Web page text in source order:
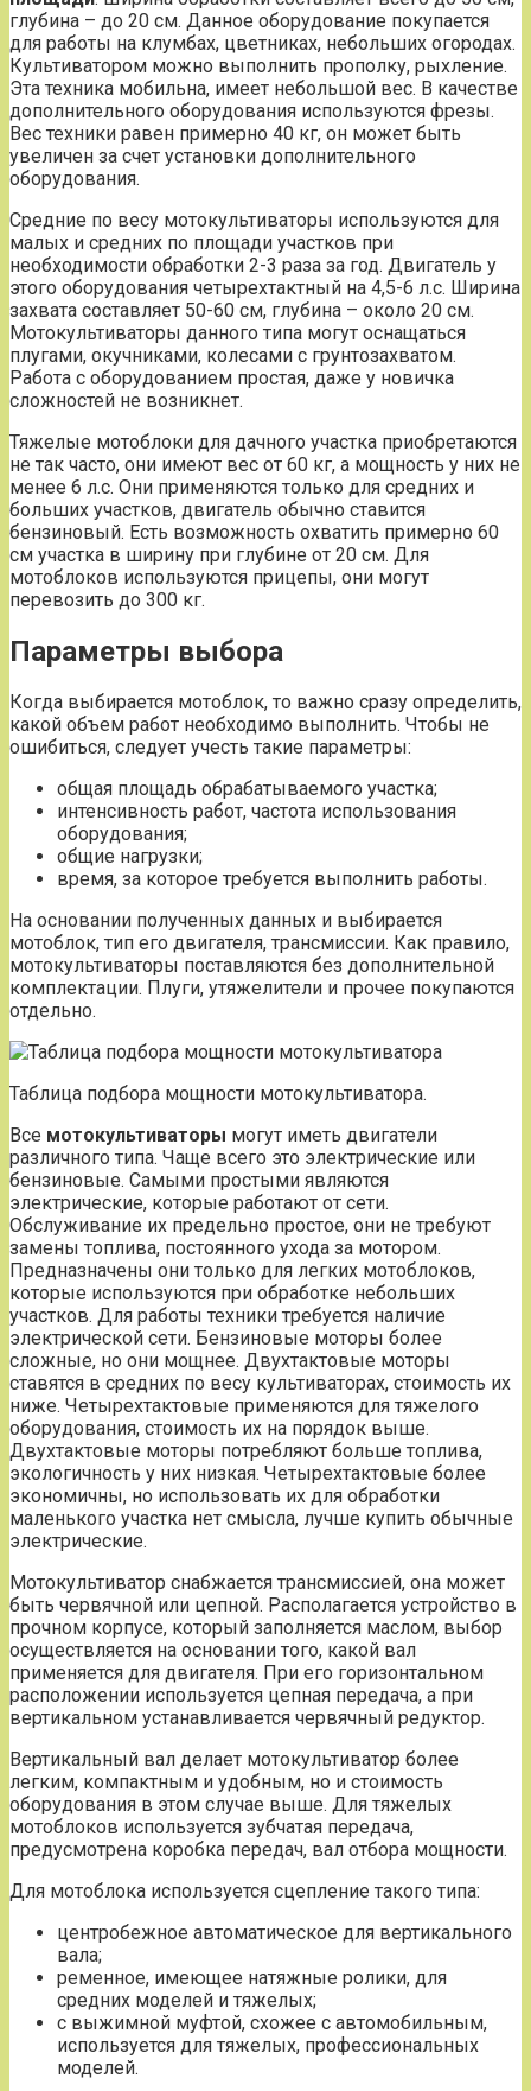
глубина – до 20 см. Данное оборудование покупается
для работы на клумбах, цветниках, небольших огородах.
Культиватором можно выполнить прополку, рыхление.
Эта техника мобильна, имеет небольшой вес. В качестве
дополнительного оборудования используются фрезы.
Вес техники равен примерно 40 кг, он может быть
увеличен за счет установки дополнительного
оборудования.
Средние по весу мотокультиваторы используются для
малых и средних по площади участков при
необходимости обработки 2-3 раза за год. Двигатель у
этого оборудования четырехтактный на 4,5-6 л.с. Ширина
захвата составляет 50-60 см, глубина – около 20 см.
Мотокультиваторы данного типа могут оснащаться
плугами, окучниками, колесами с грунтозахватом.
Работа с оборудованием простая, даже у новичка
сложностей не возникнет.
Тяжелые мотоблоки для дачного участка приобретаются
не так часто, они имеют вес от 60 кг, а мощность у них не
менее 6 л.с. Они применяются только для средних и
больших участков, двигатель обычно ставится
бензиновый. Есть возможность охватить примерно 60
см участка в ширину при глубине от 20 см. Для
мотоблоков используются прицепы, они могут
перевозить до 300 кг.
Параметры выбора
Когда выбирается мотоблок, то важно сразу определить,
какой объем работ необходимо выполнить. Чтобы не
ошибиться, следует учесть такие параметры:
общая площадь обрабатываемого участка;
интенсивность работ, частота использования
оборудования;
общие нагрузки;
время, за которое требуется выполнить работы.
На основании полученных данных и выбирается
мотоблок, тип его двигателя, трансмиссии. Как правило,
мотокультиваторы поставляются без дополнительной
комплектации. Плуги, утяжелители и прочее покупаются
отдельно.
Таблица подбора мощности мотокультиватора.
Все мотокультиваторы могут иметь двигатели
различного типа. Чаще всего это электрические или
бензиновые. Самыми простыми являются
электрические, которые работают от сети.
Обслуживание их предельно простое, они не требуют
замены топлива, постоянного ухода за мотором.
Предназначены они только для легких мотоблоков,
которые используются при обработке небольших
участков. Для работы техники требуется наличие
электрической сети. Бензиновые моторы более
сложные, но они мощнее. Двухтактовые моторы
ставятся в средних по весу культиваторах, стоимость их
ниже. Четырехтактовые применяются для тяжелого
оборудования, стоимость их на порядок выше.
Двухтактовые моторы потребляют больше топлива,
экологичность у них низкая. Четырехтактовые более
экономичны, но использовать их для обработки
маленького участка нет смысла, лучше купить обычные
электрические.
Мотокультиватор снабжается трансмиссией, она может
быть червячной или цепной. Располагается устройство в
прочном корпусе, который заполняется маслом, выбор
осуществляется на основании того, какой вал
применяется для двигателя. При его горизонтальном
расположении используется цепная передача, а при
вертикальном устанавливается червячный редуктор.
Вертикальный вал делает мотокультиватор более
легким, компактным и удобным, но и стоимость
оборудования в этом случае выше. Для тяжелых
мотоблоков используется зубчатая передача,
предусмотрена коробка передач, вал отбора мощности.
Для мотоблока используется сцепление такого типа:
центробежное автоматическое для вертикального
вала;
ременное, имеющее натяжные ролики, для
средних моделей и тяжелых;
с выжимной муфтой, схожее с автомобильным,
используется для тяжелых, профессиональных
моделей.